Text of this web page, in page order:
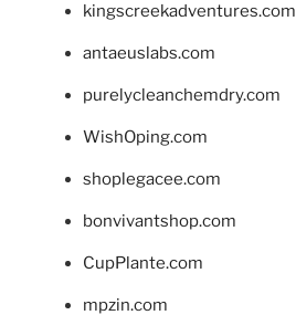
kingscreekadventures.com
antaeuslabs.com
purelycleanchemdry.com
WishOping.com
shoplegacee.com
bonvivantshop.com
CupPlante.com
mpzin.com